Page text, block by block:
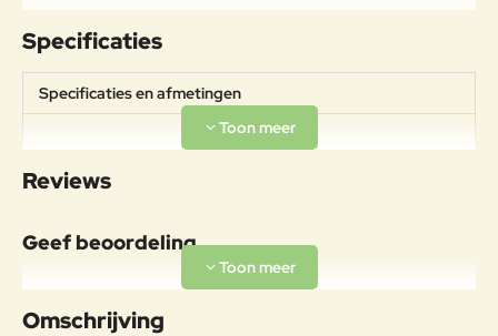
Specificaties
Specificaties en afmetingen
Specificaties
Afmetingen:
600x600cmDoorloophoogte:
Aluminium
Aluminiumlegeringen,
buitengewoon geschikt voor de
Reviews
Geef beoordeling
Uw naam:
Omschrijving